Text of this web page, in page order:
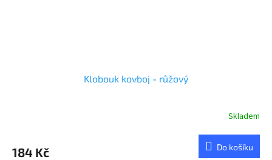
Klobouk kovboj - růžový
je
Skladem
184 Kč Do košíku